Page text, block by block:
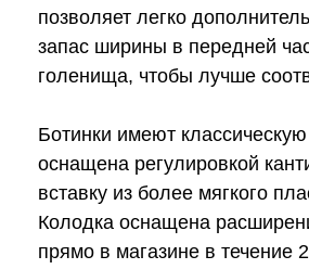
позволяет легко
запас ширины в передней
голенища, чтобы лучше
Ботинки имеют
оснащена регулировкой
вставку из более мягкого
Колодка оснащена
прямо в магазине в течение